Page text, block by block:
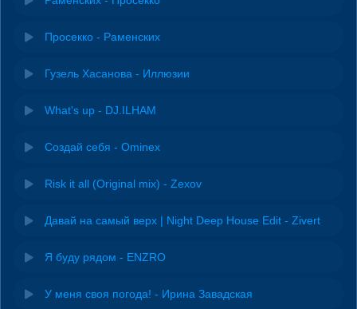
Просекко - Раменских
Гузель Хасанова - Иллюзии
What's up - DJ.ILHAM
Создай себя - Ominex
Risk it all (Original mix) - Zexov
Давай на самый верх | Night Deep House Edit - Zivert
Я буду рядом - ENZRO
У меня своя погода! - Ирина Завадская